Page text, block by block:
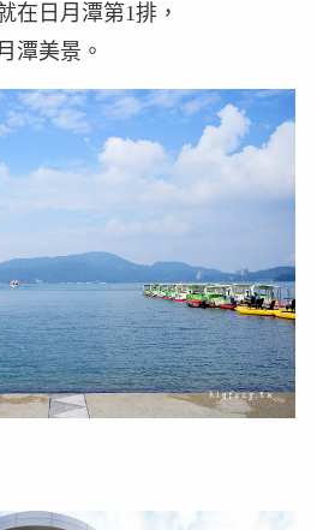
在日月潭第1排，
潭美景。